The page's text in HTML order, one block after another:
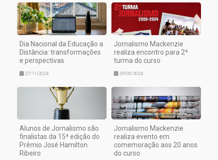
Dia Nacional da Educação a
Distância: transformações
e perspectivas
27/11/2024
Jornalismo Mackenzie
realiza encontro para 2ª
turma do curso
29/05/2024
Alunos de Jornalismo são
finalistas da 15ª edição do
Prêmio José Hamilton
Ribeiro
Jornalismo Mackenzie
realiza evento em
comemoração aos 20 anos
do curso